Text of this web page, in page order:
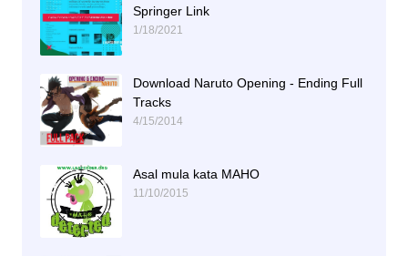
Springer Link
1/18/2021
Download Naruto Opening - Ending Full
Tracks
4/15/2014
Asal mula kata MAHO
11/10/2015